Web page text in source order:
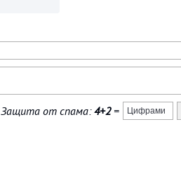
Защита от спама:4+2=